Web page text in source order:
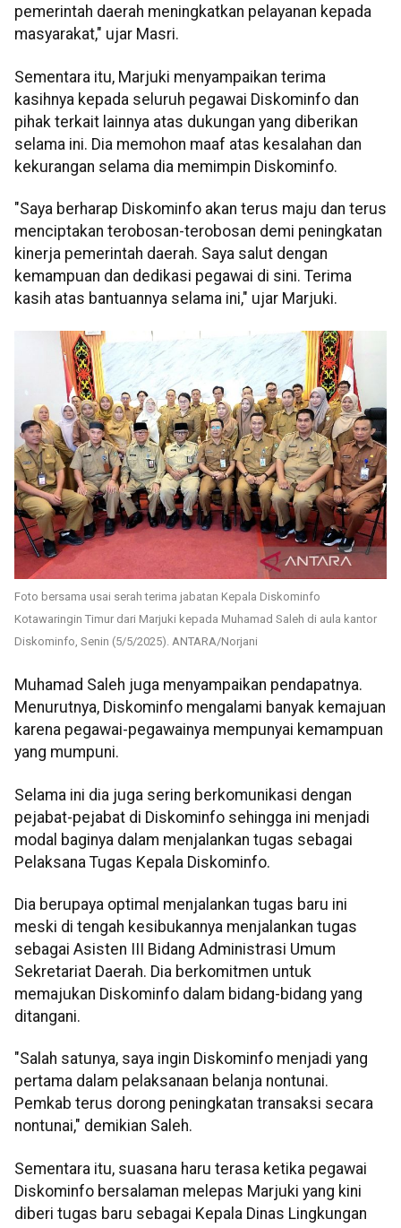
pemerintah daerah meningkatkan pelayanan kepada
masyarakat," ujar Masri.
Sementara itu, Marjuki menyampaikan terima
kasihnya kepada seluruh pegawai Diskominfo dan
pihak terkait lainnya atas dukungan yang diberikan
selama ini. Dia memohon maaf atas kesalahan dan
kekurangan selama dia memimpin Diskominfo.
"Saya berharap Diskominfo akan terus maju dan terus
menciptakan terobosan-terobosan demi peningkatan
kinerja pemerintah daerah. Saya salut dengan
kemampuan dan dedikasi pegawai di sini. Terima
kasih atas bantuannya selama ini," ujar Marjuki.
Foto bersama usai serah terima jabatan Kepala Diskominfo
Kotawaringin Timur dari Marjuki kepada Muhamad Saleh di aula kantor
Diskominfo, Senin (5/5/2025). ANTARA/Norjani
Muhamad Saleh juga menyampaikan pendapatnya.
Menurutnya, Diskominfo mengalami banyak kemajuan
karena pegawai-pegawainya mempunyai kemampuan
yang mumpuni.
Selama ini dia juga sering berkomunikasi dengan
pejabat-pejabat di Diskominfo sehingga ini menjadi
modal baginya dalam menjalankan tugas sebagai
Pelaksana Tugas Kepala Diskominfo.
Dia berupaya optimal menjalankan tugas baru ini
meski di tengah kesibukannya menjalankan tugas
sebagai Asisten III Bidang Administrasi Umum
Sekretariat Daerah. Dia berkomitmen untuk
memajukan Diskominfo dalam bidang-bidang yang
ditangani.
"Salah satunya, saya ingin Diskominfo menjadi yang
pertama dalam pelaksanaan belanja nontunai.
Pemkab terus dorong peningkatan transaksi secara
nontunai," demikian Saleh.
Sementara itu, suasana haru terasa ketika pegawai
Diskominfo bersalaman melepas Marjuki yang kini
diberi tugas baru sebagai Kepala Dinas Lingkungan